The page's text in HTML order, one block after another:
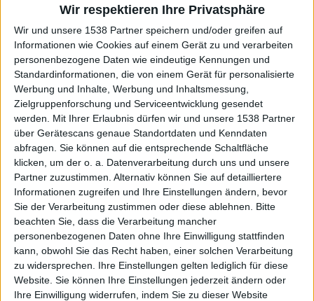
Wir respektieren Ihre Privatsphäre
Wir und unsere 1538 Partner speichern und/oder greifen auf
Informationen wie Cookies auf einem Gerät zu und verarbeiten
personenbezogene Daten wie eindeutige Kennungen und
Standardinformationen, die von einem Gerät für personalisierte
Werbung und Inhalte, Werbung und Inhaltsmessung,
Zielgruppenforschung und Serviceentwicklung gesendet
werden.
Mit Ihrer Erlaubnis dürfen wir und unsere 1538 Partner
über Gerätescans genaue Standortdaten und Kenndaten
abfragen. Sie können auf die entsprechende Schaltfläche
klicken, um der o. a. Datenverarbeitung durch uns und unsere
Partner zuzustimmen. Alternativ können Sie auf detailliertere
Informationen zugreifen und Ihre Einstellungen ändern, bevor
Sie der Verarbeitung zustimmen oder diese ablehnen.
Bitte
beachten Sie, dass die Verarbeitung mancher
personenbezogenen Daten ohne Ihre Einwilligung stattfinden
kann, obwohl Sie das Recht haben, einer solchen Verarbeitung
zu widersprechen. Ihre Einstellungen gelten lediglich für diese
Website. Sie können Ihre Einstellungen jederzeit ändern oder
Ihre Einwilligung widerrufen, indem Sie zu dieser Website
So lange und so sehr sind SUMMONING meine absoluten
Lieblinge gewesen, dass die erste Band, an der ich
mitgewirkt habe, sogar eine fast hundertprozentige Kopie
von „Minas Morgul“ war. Und das kann ich auch heute
noch verteidigen, denn was die beiden Österreicher vor
auch schon fast wieder 20 Jahren an musikalischer Magie
versprüht haben, das sucht bis heute seinesgleichen. Noch
vor sieben Jahren habe ich „Oathbound“, das letzte
Album, in den Himmel gelobt, obwohl ich es rückblickend